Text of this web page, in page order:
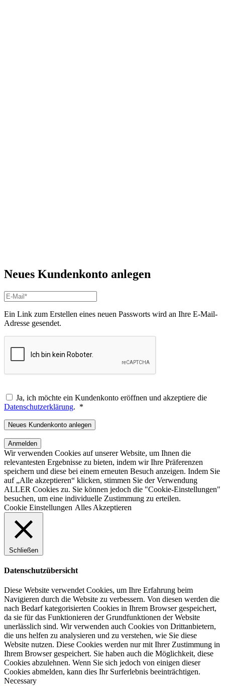
Neues Kundenkonto anlegen
Ein Link zum Erstellen eines neuen Passworts wird an Ihre E-Mail-
Adresse gesendet.
Ja, ich möchte ein Kundenkonto eröffnen und akzeptiere die
Datenschutzerklärung. *
Neues Kundenkonto anlegen
Anmelden
Wir verwenden Cookies auf unserer Website, um Ihnen die
relevantesten Ergebnisse zu bieten, indem wir Ihre Präferenzen
speichern und diese bei einem erneuten Besuch anzeigen. Indem Sie
auf „Alle akzeptieren“ klicken, stimmen Sie der Verwendung
ALLER Cookies zu. Sie können jedoch die "Cookie-Einstellungen"
besuchen, um eine individuelle Zustimmung zu erteilen.
Cookie Einstellungen Alles Akzeptieren
Schließen
Datenschutzübersicht
Diese Website verwendet Cookies, um Ihre Erfahrung beim
Navigieren durch die Website zu verbessern. Von diesen werden die
nach Bedarf kategorisierten Cookies in Ihrem Browser gespeichert,
da sie für das Funktionieren der Grundfunktionen der Website
unerlässlich sind. Wir verwenden auch Cookies von Drittanbietern,
die uns helfen zu analysieren und zu verstehen, wie Sie diese
Website nutzen. Diese Cookies werden nur mit Ihrer Zustimmung in
Ihrem Browser gespeichert. Sie haben auch die Möglichkeit, diese
Cookies abzulehnen. Wenn Sie sich jedoch von einigen dieser
Cookies abmelden, kann dies Ihr Surferlebnis beeinträchtigen.
Necessary